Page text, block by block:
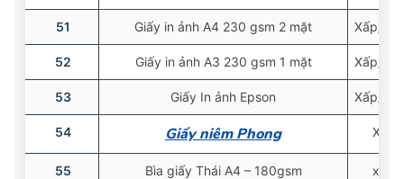
51 Giấy in ảnh A4 230 gsm 2 mặt Xấp/50
52 Giấy in ảnh A3 230 gsm 1 mặt Xấp/50
53 Giấy In ảnh Epson Xấp/20
54 Giấy niêm Phong Xấp
55 Bìa giấy Thái A4 – 180gsm xấp